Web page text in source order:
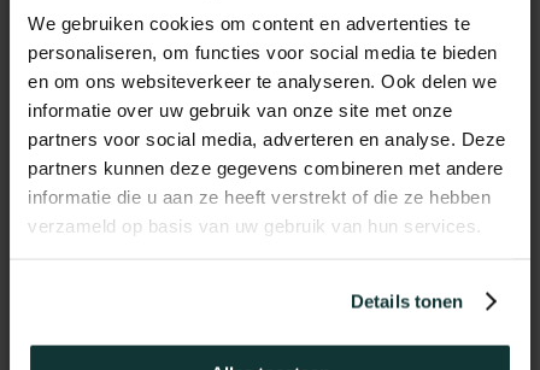
We gebruiken cookies om content en advertenties te
personaliseren, om functies voor social media te bieden
en om ons websiteverkeer te analyseren. Ook delen we
informatie over uw gebruik van onze site met onze
partners voor social media, adverteren en analyse. Deze
partners kunnen deze gegevens combineren met andere
informatie die u aan ze heeft verstrekt of die ze hebben
verzameld op basis van uw gebruik van hun services.
Details tonen
👉 Perfect voor woonkamers, open ruimtes en
moderne woningen
Aanvullende informatie
CATEGORIE
LIJM PVC VLOEREN
2,5mm
GEWICHT
12 kg